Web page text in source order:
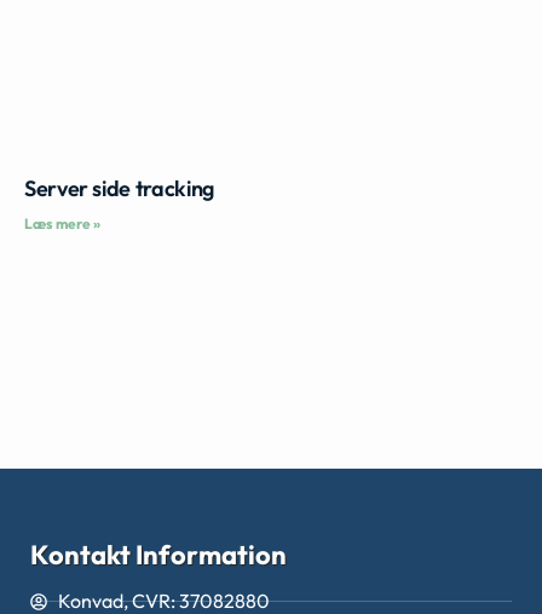
Server side tracking
Læs mere »
Kontakt Information
Konvad, CVR: 37082880